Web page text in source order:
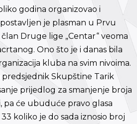
godina organizovao i
je plasman u Prvu
član Druge lige „Centar“ veoma
Ono što je i danas bila
kluba na svim nivoima.
predsjednik Skupštine Tarik
prijedlog za smanjenje broja
pa će ubuduće pravo glasa
koliko je do sada iznosio broj